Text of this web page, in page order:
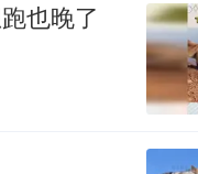
也晚了